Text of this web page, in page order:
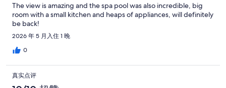
The view is amazing and the spa pool was also incredible, big
room with a small kitchen and heaps of appliances, will definitely
be back!
2026 年 5 月入住 1 晚
0
真实点评